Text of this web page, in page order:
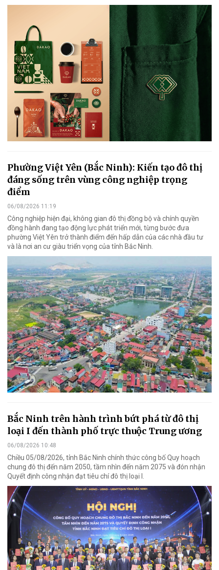
Phường Việt Yên (Bắc Ninh): Kiến tạo đô thị
đáng sống trên vùng công nghiệp trọng
điểm
06/08/2026 11:19
Công nghiệp hiện đại, không gian đô thị đồng bộ và chính quyền
đồng hành đang tạo động lực phát triển mới, từng bước đưa
phường Việt Yên trở thành điểm đến hấp dẫn của các nhà đầu tư
và là nơi an cư giàu triển vọng của tỉnh Bắc Ninh.
Bắc Ninh trên hành trình bứt phá từ đô thị
loại I đến thành phố trực thuộc Trung ương
06/08/2026 10:48
Chiều 05/08/2026, tỉnh Bắc Ninh chính thức công bố Quy hoạch
chung đô thị đến năm 2050, tầm nhìn đến năm 2075 và đón nhận
Quyết định công nhận đạt tiêu chí đô thị loại I.